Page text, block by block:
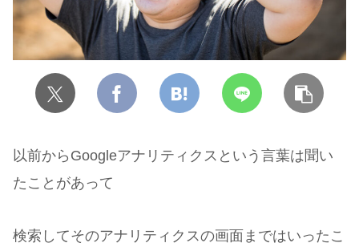
以前からGoogleアナリティクスという言葉は聞い
たことがあって
検索してそのアナリティクスの画面まではいったこ